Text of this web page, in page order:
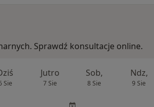
Sprawdź konsultacje online.
Sie
Jutro
7 Sie
Sob,
8 Sie
Ndz,
9 Sie